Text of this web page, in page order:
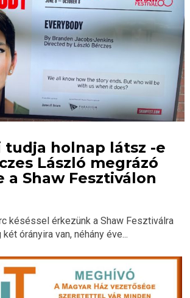
tudja holnap látsz -e
László megrázó
a Shaw Fesztiválon
késéssel érkezünk a Shaw Fesztiválra
órányira van, néhány éve...